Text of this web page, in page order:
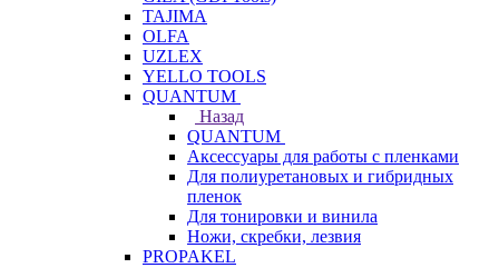
TAJIMA
OLFA
UZLEX
YELLO TOOLS
QUANTUM
Назад
QUANTUM
Аксессуары для работы с пленками
Для полиуретановых и гибридных
пленок
Для тонировки и винила
Ножи, скребки, лезвия
PROPAKEL